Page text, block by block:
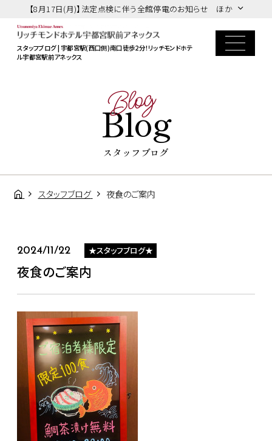
【8月17日(月)】法定点検に伴う全館停電のお知らせ ほか
スタッフブログ | 宇都宮駅(西口側)南口徒歩2分！リッチモンドホテ
ル宇都宮駅前アネックス
Blog
Blog
スタッフブログ
スタッフブログ 夜食のご案内
2024/11/22 ★スタッフブログ★
夜食のご案内